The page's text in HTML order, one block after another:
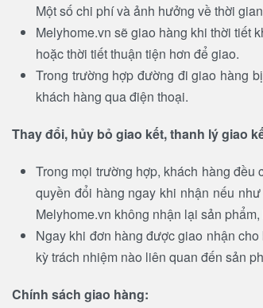
Một số chi phí và ảnh hưởng về thời
Melyhome.vn sẽ giao hàng khi thời tiết
hoặc thời tiết thuận tiện hơn để giao.
Trong trường hợp đường đi giao hàng
khách hàng qua điện thoại.
Thay đổi, hủy bỏ giao kết, thanh lý giao
Trong mọi trường hợp, khách hàng
quyền đổi hàng ngay khi nhận nếu
Melyhome.vn không nhận lại sản
Ngay khi đơn hàng được giao nhận
kỳ trách nhiệm nào liên quan đến sản
Chính sách giao hàng: